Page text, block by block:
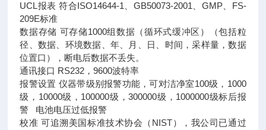
UCL报表 符合ISO14644-1、GB50073-2001、GMP、FS-
209E标准
数据存储 可存储1000组数据（循环式缓冲区）（包括粒
径、数据、环境数据、年、月、日、时间，采样量，数据
位置口），断电后数据不丢失。
通讯接口 RS232，9600波特率
报警设置 仪器带级别报警功能，可对洁净室100级，1000
级，10000级，100000级，300000级，1000000级标后报
警 电池电压过低报警
校准 可追溯美国标准技术协会（NIST），我公司已通过